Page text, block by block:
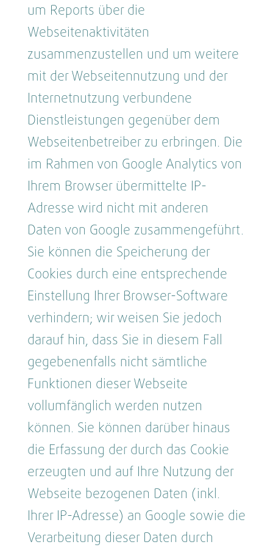
um Reports über die
Webseitenaktivitäten
zusammenzustellen und um weitere
mit der Webseitennutzung und der
Internetnutzung verbundene
Dienstleistungen gegenüber dem
Webseitenbetreiber zu erbringen. Die
im Rahmen von Google Analytics von
Ihrem Browser übermittelte IP-
Adresse wird nicht mit anderen
Daten von Google zusammengeführt.
Sie können die Speicherung der
Cookies durch eine entsprechende
Einstellung Ihrer Browser-Software
verhindern; wir weisen Sie jedoch
darauf hin, dass Sie in diesem Fall
gegebenenfalls nicht sämtliche
Funktionen dieser Webseite
vollumfänglich werden nutzen
können. Sie können darüber hinaus
die Erfassung der durch das Cookie
erzeugten und auf Ihre Nutzung der
Webseite bezogenen Daten (inkl.
Ihrer IP-Adresse) an Google sowie die
Verarbeitung dieser Daten durch